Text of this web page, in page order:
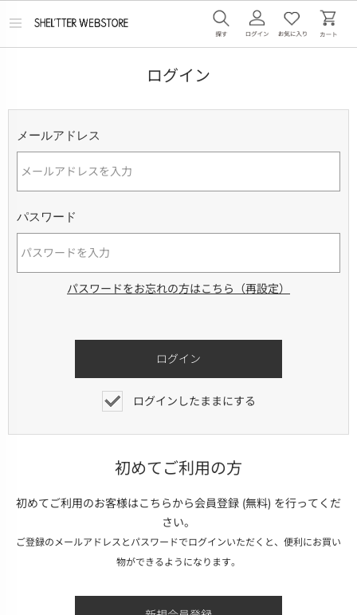
メ
ログイン
メールアドレス
パスワード
パスワードをお忘れの方はこちら（再設定）
ログインしたままにする
初めてご利用の方
初めてご利用のお客様はこちらから会員登録 (無料) を行ってくだ
さい。
ご登録のメールアドレスとパスワードでログインいただくと、便利にお買い
物ができるようになります。